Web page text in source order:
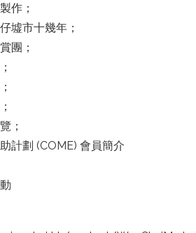
作；
墟市十幾年；
團；
；
計劃 (COME) 會員簡介